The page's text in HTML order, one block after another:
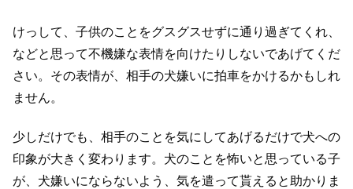
けっして、子供のことをグスグスせずに通り過ぎてくれ、
などと思って不機嫌な表情を向けたりしないであげてくだ
さい。その表情が、相手の犬嫌いに拍車をかけるかもしれ
ません。
少しだけでも、相手のことを気にしてあげるだけで犬への
印象が大きく変わります。犬のことを怖いと思っている子
が、犬嫌いにならないよう、気を遣って貰えると助かりま